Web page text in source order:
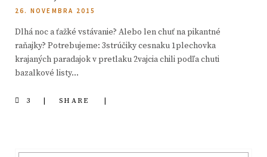
26. NOVEMBRA 2015
Dlhá noc a ťažké vstávanie? Alebo len chuť na pikantné
raňajky? Potrebujeme: 3strúčiky cesnaku 1plechovka
krajaných paradajok v pretlaku 2vajcia chili podľa chuti
bazalkové listy…
3 SHARE